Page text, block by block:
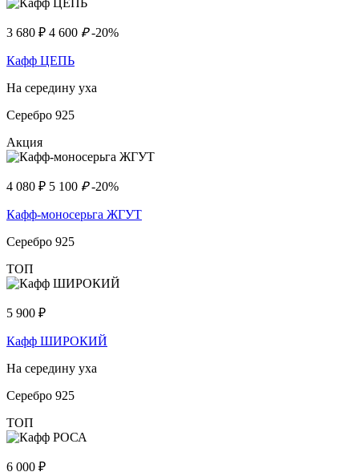
3 680 ₽ 4 600 ₽ -20%
Кафф ЦЕПЬ
На середину уха
Серебро 925
Акция
4 080 ₽ 5 100 ₽ -20%
Кафф-моносерьга ЖГУТ
Серебро 925
ТОП
5 900 ₽
Кафф ШИРОКИЙ
На середину уха
Серебро 925
ТОП
6 000 ₽